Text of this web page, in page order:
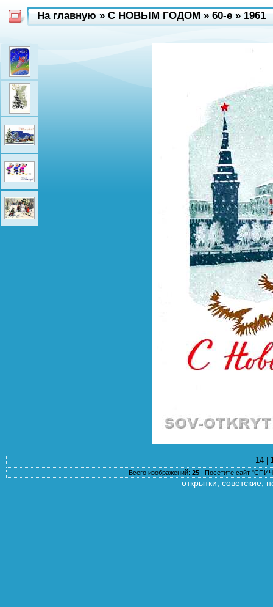
На главную » С НОВЫМ ГОДОМ » 60-e » 1961
14 |
Всего изображений: 25| Посетите сайт
открытки, советские,